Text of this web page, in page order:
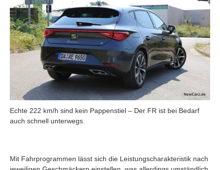
Echte 222 km/h sind kein Pappenstiel – Der FR ist bei Bedarf
auch schnell unterwegs.
Mit Fahrprogrammen lässt sich die Leistungscharakteristik nach